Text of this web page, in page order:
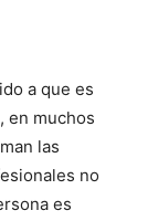
a que es
en muchos
las
no
es